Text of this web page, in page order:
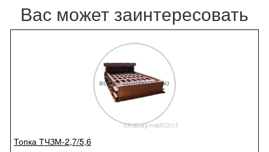
Вас может заинтересовать
Топка ТЧЗМ-2,7/5,6